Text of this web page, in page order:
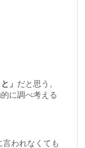
」 だと思う。
に調べ考える
われなくても